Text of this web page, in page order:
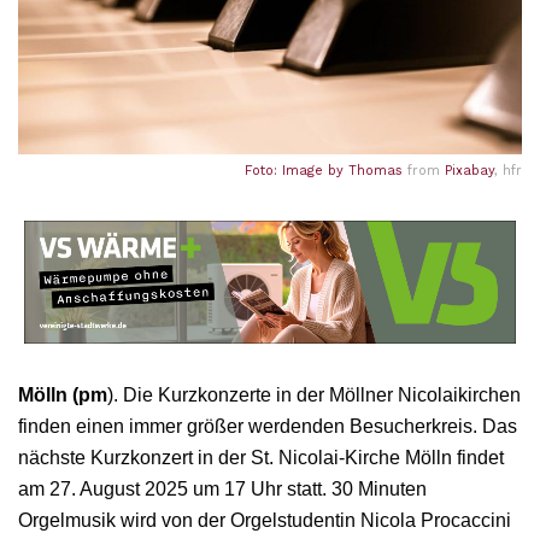
Foto: Image by Thomas from Pixabay, hfr
Mölln (pm). Die Kurzkonzerte in der Möllner Nicolaikirchen
finden einen immer größer werdenden Besucherkreis. Das
nächste Kurzkonzert in der St. Nicolai-Kirche Mölln findet
am 27. August 2025 um 17 Uhr statt. 30 Minuten
Orgelmusik wird von der Orgelstudentin Nicola Procaccini